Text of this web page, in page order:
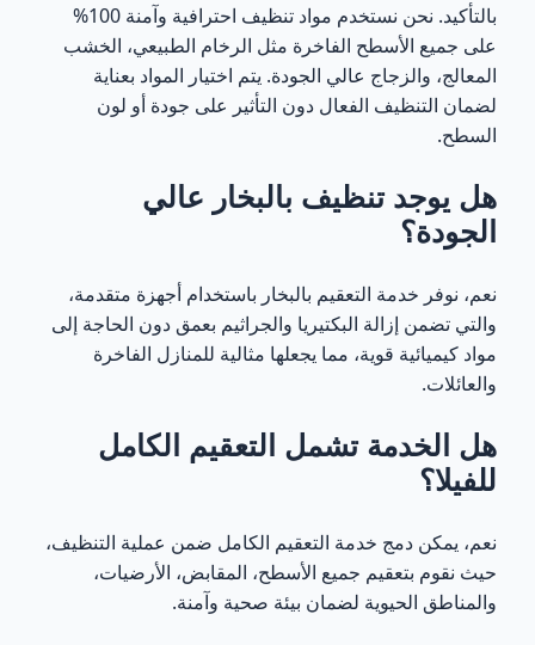
بالتأكيد. نحن نستخدم مواد تنظيف احترافية وآمنة 100%
على جميع الأسطح الفاخرة مثل الرخام الطبيعي، الخشب
المعالج، والزجاج عالي الجودة. يتم اختيار المواد بعناية
لضمان التنظيف الفعال دون التأثير على جودة أو لون
السطح.
هل يوجد تنظيف بالبخار عالي
الجودة؟
نعم، نوفر خدمة التعقيم بالبخار باستخدام أجهزة متقدمة،
والتي تضمن إزالة البكتيريا والجراثيم بعمق دون الحاجة إلى
مواد كيميائية قوية، مما يجعلها مثالية للمنازل الفاخرة
والعائلات.
هل الخدمة تشمل التعقيم الكامل
للفيلا؟
نعم، يمكن دمج خدمة التعقيم الكامل ضمن عملية التنظيف،
حيث نقوم بتعقيم جميع الأسطح، المقابض، الأرضيات،
والمناطق الحيوية لضمان بيئة صحية وآمنة.